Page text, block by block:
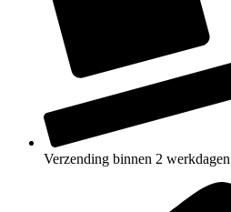
Verzending binnen 2 werkdagen